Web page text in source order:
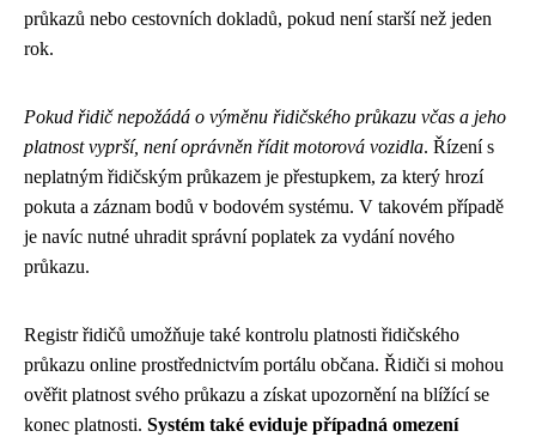
průkazů nebo cestovních dokladů, pokud není starší než jeden
rok.
Pokud řidič nepožádá o výměnu řidičského průkazu včas a jeho
platnost vyprší, není oprávněn řídit motorová vozidla. Řízení s
neplatným řidičským průkazem je přestupkem, za který hrozí
pokuta a záznam bodů v bodovém systému. V takovém případě
je navíc nutné uhradit správní poplatek za vydání nového
průkazu.
Registr řidičů umožňuje také kontrolu platnosti řidičského
průkazu online prostřednictvím portálu občana. Řidiči si mohou
ověřit platnost svého průkazu a získat upozornění na blížící se
konec platnosti. Systém také eviduje případná omezení